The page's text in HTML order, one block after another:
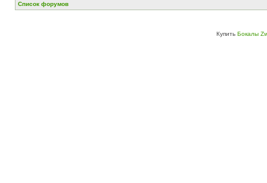
Список форумов
Купить Бокалы